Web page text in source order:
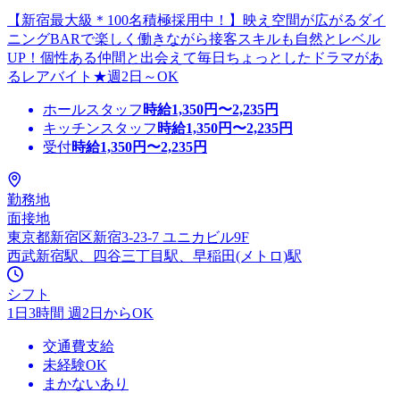
【新宿最大級＊100名積極採用中！】映え空間が広がるダイ
ニングBARで楽しく働きながら接客スキルも自然とレベル
UP！個性ある仲間と出会えて毎日ちょっとしたドラマがあ
るレアバイト★週2日～OK
ホールスタッフ 時給1,350円〜2,235円
キッチンスタッフ 時給1,350円〜2,235円
受付時給1,350円〜2,235円
勤務地
面接地
東京都新宿区新宿3-23-7 ユニカビル9F
西武新宿駅、四谷三丁目駅、早稲田(メトロ)駅
シフト
1日3時間 週2日からOK
交通費支給
未経験OK
まかないあり